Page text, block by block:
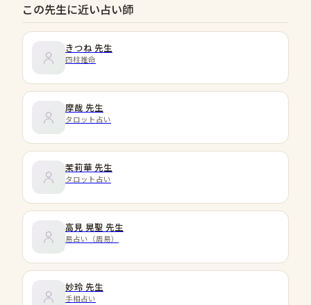
この先生に近い占い師
きつね 先生
四柱推命
摩哉 先生
タロット占い
茉莉華 先生
タロット占い
高見 晃聖 先生
易占い（周易）
妙玲 先生
手相占い